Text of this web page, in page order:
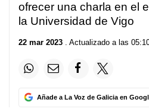
ofrecer una charla en el
la Universidad de Vigo
22 mar 2023 . Actualizado a las
Añade a La Voz de Galicia en